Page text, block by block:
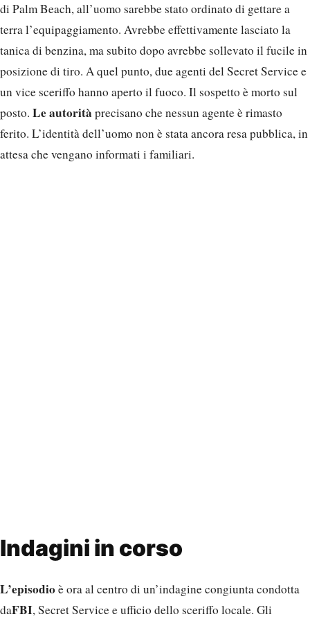
di Palm Beach, all’uomo sarebbe stato ordinato di gettare a
terra l’equipaggiamento. Avrebbe effettivamente lasciato la
tanica di benzina, ma subito dopo avrebbe sollevato il fucile in
posizione di tiro. A quel punto, due agenti del Secret Service e
un vice sceriffo hanno aperto il fuoco. Il sospetto è morto sul
posto. Le autorità precisano che nessun agente è rimasto
ferito. L’identità dell’uomo non è stata ancora resa pubblica, in
attesa che vengano informati i familiari.
Indagini in corso
L’episodioè ora al centro di un’indagine congiunta condotta
daFBI, Secret Service e ufficio dello sceriffo locale. Gli